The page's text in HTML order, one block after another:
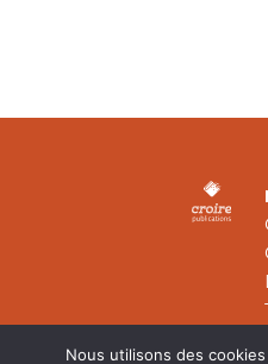
Nous utilisons des